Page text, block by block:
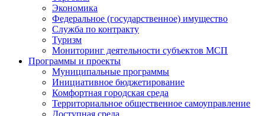
Экономика
Федеральное (государственное) имущество
Служба по контракту
Туризм
Мониторинг деятельности субъектов МСП
Программы и проекты
Муниципальные программы
Инициативное бюджетирование
Комфортная городская среда
Территориальное общественное самоуправление
Доступная среда